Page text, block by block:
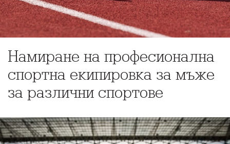
Намиране на професионална
спортна екипировка за мъже
за различни спортове